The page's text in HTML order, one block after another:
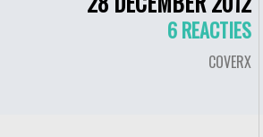
6 REACTIES
COVERX